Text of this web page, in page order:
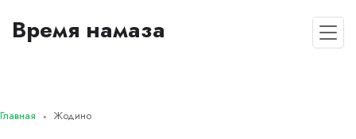
Время намаза
Главная Жодино